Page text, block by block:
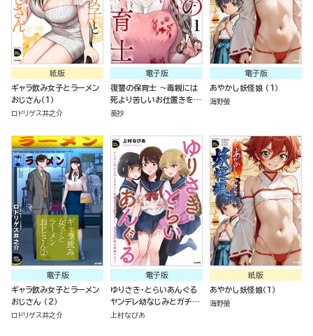
紙版
ギャラ飲み女子とラーメン
おじさん（１）
ロドリゲス井之介
電子版
復讐の保育士 ～毒親には
死より苦しいお仕置きを～
（分冊版）
葵抄
電子版
あやかし妖怪娘 （1）
海野螢
電子版
ギャラ飲み女子とラーメン
おじさん （2）
ロドリゲス井之介
電子版
ゆりさき・とらいあんぐる
ヤンデレ幼なじみとガチユ
リ留学生に求愛されて、百
上村なびあ
紙版
あやかし妖怪娘（１）
海野螢